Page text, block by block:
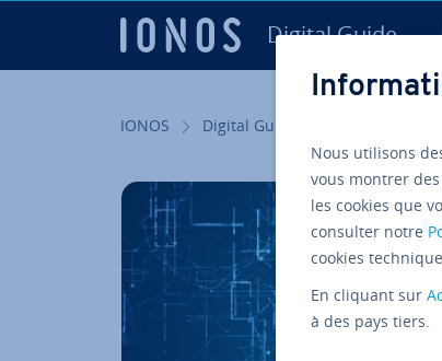
Digital Guide
IONOS Digital Guide
Nous utilisons
vous montrer
les cookies que
consulter notre
cookies
En cliquant sur
à des pays tiers.